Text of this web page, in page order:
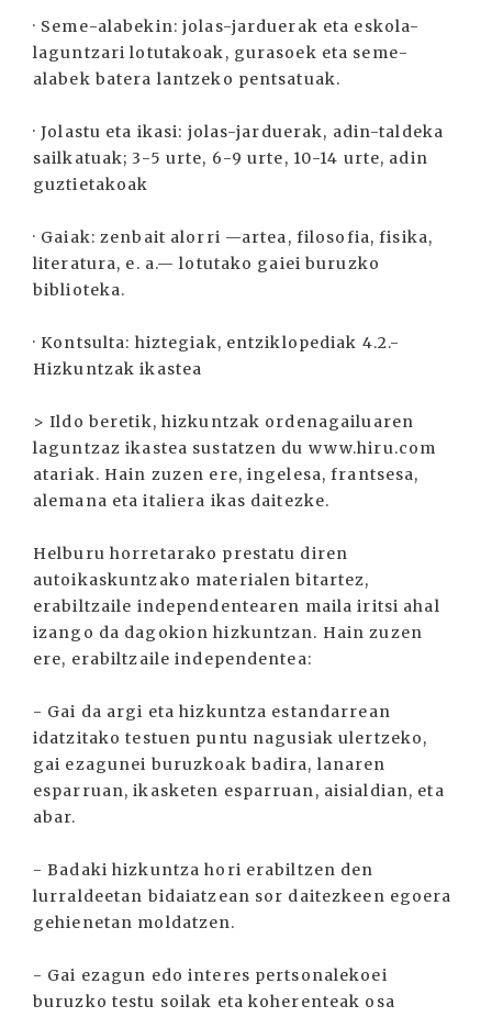
· Seme-alabekin: jolas-jarduerak eta eskola-
laguntzari lotutakoak, gurasoek eta seme-
alabek batera lantzeko pentsatuak.
· Jolastu eta ikasi: jolas-jarduerak, adin-taldeka
sailkatuak; 3-5 urte, 6-9 urte, 10-14 urte, adin
guztietakoak
· Gaiak: zenbait alorri —artea, filosofia, fisika,
literatura, e. a.— lotutako gaiei buruzko
biblioteka.
· Kontsulta: hiztegiak, entziklopediak 4.2.-
Hizkuntzak ikastea
> Ildo beretik, hizkuntzak ordenagailuaren
laguntzaz ikastea sustatzen du www.hiru.com
atariak. Hain zuzen ere, ingelesa, frantsesa,
alemana eta italiera ikas daitezke.
Helburu horretarako prestatu diren
autoikaskuntzako materialen bitartez,
erabiltzaile independentearen maila iritsi ahal
izango da dagokion hizkuntzan. Hain zuzen
ere, erabiltzaile independentea:
- Gai da argi eta hizkuntza estandarrean
idatzitako testuen puntu nagusiak ulertzeko,
gai ezagunei buruzkoak badira, lanaren
esparruan, ikasketen esparruan, aisialdian, eta
abar.
- Badaki hizkuntza hori erabiltzen den
lurraldeetan bidaiatzean sor daitezkeen egoera
gehienetan moldatzen.
- Gai ezagun edo interes pertsonalekoei
buruzko testu soilak eta koherenteak osa